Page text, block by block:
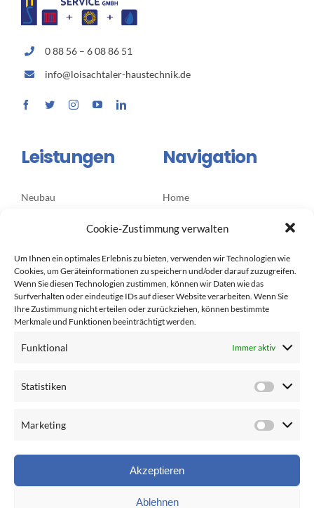
Cookie-Zustimmung verwalten
Um Ihnen ein optimales Erlebnis zu bieten, verwenden wir Technologien wie
Cookies, um Geräteinformationen zu speichern und/oder darauf zuzugreifen.
Wenn Sie diesen Technologien zustimmen, können wir Daten wie das
Surfverhalten oder eindeutige IDs auf dieser Website verarbeiten. Wenn Sie
Ihre Zustimmung nicht erteilen oder zurückziehen, können bestimmte
Merkmale und Funktionen beeinträchtigt werden.
Funktional Immer aktiv
Statistiken
Marketing
Akzeptieren
Ablehnen
0 88 56 – 6 08 86 51
info@loisachtaler-haustechnik.de
Leistungen
Neubau
Service & Wartung
Unternehmensanlagen /
Öffentliche Hand
Navigation
Home
Technik
Kontakt
Information
Häufige Fragen
Starke Partner